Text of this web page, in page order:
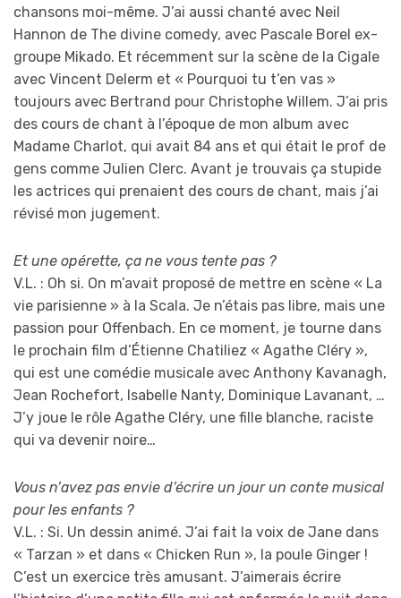
chansons moi-même. J’ai aussi chanté avec Neil
Hannon de The divine comedy, avec Pascale Borel ex-
groupe Mikado. Et récemment sur la scène de la Cigale
avec Vincent Delerm et « Pourquoi tu t’en vas »
toujours avec Bertrand pour Christophe Willem. J’ai pris
des cours de chant à l’époque de mon album avec
Madame Charlot, qui avait 84 ans et qui était le prof de
gens comme Julien Clerc. Avant je trouvais ça stupide
les actrices qui prenaient des cours de chant, mais j’ai
révisé mon jugement.
Et une opérette, ça ne vous tente pas ?
V.L. : Oh si. On m’avait proposé de mettre en scène « La
vie parisienne » à la Scala. Je n’étais pas libre, mais une
passion pour Offenbach. En ce moment, je tourne dans
le prochain film d’Étienne Chatiliez « Agathe Cléry »,
qui est une comédie musicale avec Anthony Kavanagh,
Jean Rochefort, Isabelle Nanty, Dominique Lavanant, …
J’y joue le rôle Agathe Cléry, une fille blanche, raciste
qui va devenir noire…
Vous n’avez pas envie d’écrire un jour un conte musical
pour les enfants ?
V.L. : Si. Un dessin animé. J’ai fait la voix de Jane dans
« Tarzan » et dans « Chicken Run », la poule Ginger !
C’est un exercice très amusant. J’aimerais écrire